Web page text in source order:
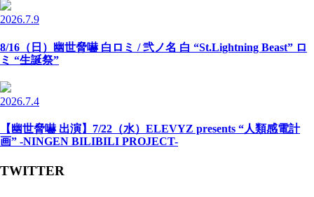
2026.7.9
8/16（日）幽世脅嚇 白ロミ / 弐ノ名 白 “St.Lightning Beast” ロ
ミ “生誕祭”
2026.7.4
【幽世脅嚇 出演】7/22（水）ELEVYZ presents “人類感電計
画” -NINGEN BILIBILI PROJECT-
TWITTER